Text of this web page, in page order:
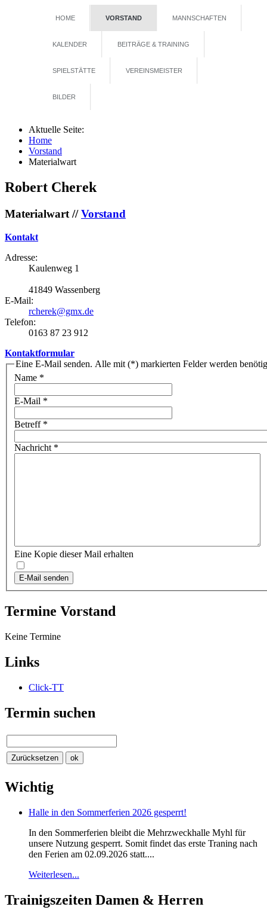
HOME VORSTAND MANNSCHAFTEN
KALENDER BEITRÄGE & TRAINING
SPIELSTÄTTE VEREINSMEISTER
BILDER
Aktuelle Seite:
Home
Vorstand
Materialwart
Robert Cherek
Materialwart //Vorstand
Kontakt
Adresse:
Kaulenweg 1
41849 Wassenberg
E-Mail:
rcherek@gmx.de
Telefon:
0163 87 23 912
Kontaktformular
Eine E-Mail senden. Alle mit (*) markierten Felder werden
Name *
E-Mail *
Betreff*
Nachricht *
Eine Kopie dieser Mail erhalten
E-Mail senden
Termine Vorstand
Keine Termine
Links
Click-TT
Termin suchen
Wichtig
Halle in den Sommerferien 2026 gesperrt!
In den Sommerferien bleibt die Mehrzweckhalle Myhl für
unsere Nutzung gesperrt. Somit findet das erste Traning nach
den Ferien am 02.09.2026 statt....
Weiterlesen...
Trainigszeiten Damen & Herren